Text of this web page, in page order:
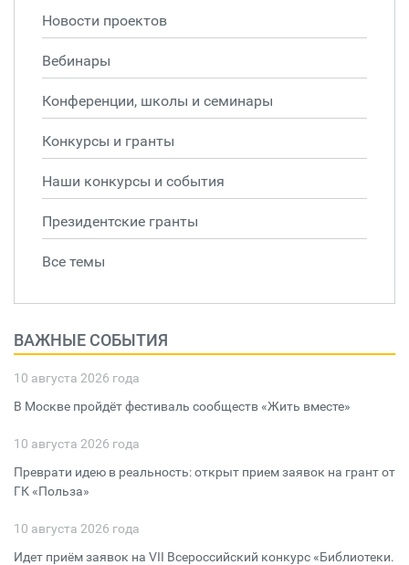
Новости проектов
Вебинары
Конференции, школы и семинары
Конкурсы и гранты
Наши конкурсы и события
Президентские гранты
Все темы
ВАЖНЫЕ СОБЫТИЯ
10 августа 2026 года
В Москве пройдёт фестиваль сообществ «Жить вместе»
10 августа 2026 года
Преврати идею в реальность: открыт прием заявок на грант от
ГК «Польза»
10 августа 2026 года
Идет приём заявок на VII Всероссийский конкурс «Библиотеки.